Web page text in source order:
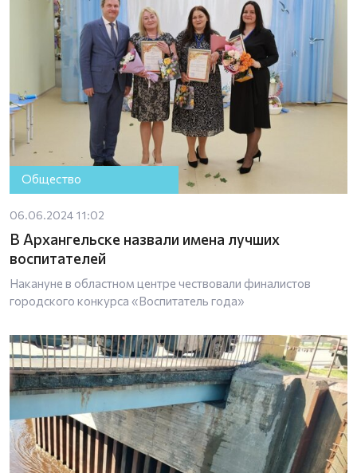
Общество
06.06.2024 11:02
В Архангельске назвали имена лучших
воспитателей
Накануне в областном центре чествовали финалистов
городского конкурса «Воспитатель года»